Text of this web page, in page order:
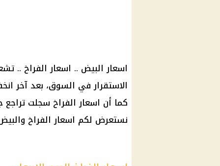
اسعار البيض .. اسعار الفراخ ..
الاستقرار في السوق، بعد آخر
كما أن اسعار الفراخ سجلت تراجع
نستعرض لكم اسعار الفراخ